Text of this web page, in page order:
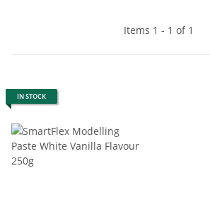
Items 1 - 1 of 1
IN STOCK